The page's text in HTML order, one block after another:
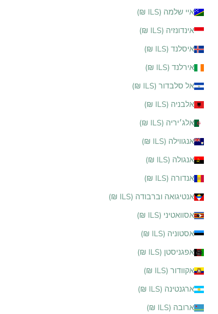
איי שלמה (ILS ₪)
אינדונזיה (ILS ₪)
איסלנד (ILS ₪)
אירלנד (ILS ₪)
אל סלבדור (ILS ₪)
אלבניה (ILS ₪)
אלג׳יריה (ILS ₪)
אנגווילה (ILS ₪)
אנגולה (ILS ₪)
אנדורה (ILS ₪)
אנטיגואה וברבודה (ILS ₪)
אסוואטיני (ILS ₪)
אסטוניה (ILS ₪)
אפגניסטן (ILS ₪)
אקוודור (ILS ₪)
ארגנטינה (ILS ₪)
ארובה (ILS ₪)